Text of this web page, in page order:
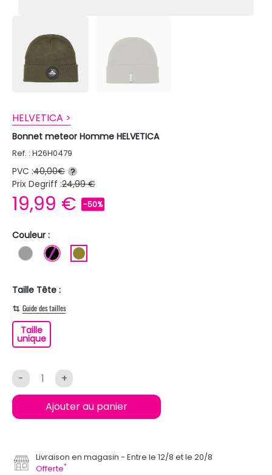
HELVETICA >
Bonnet meteor Homme HELVETICA
Ref. : H26H0479
PVC :40,00€ ?
Prix Degriff :24,99 €
19,99 € -50%
Couleur :
GRIS NOIR
Taille Tête :
Guide des tailles
Taille
uniqueTaille unique
- +
Ajouter au panier
Livraison en magasin
Entre le 12/8 et le 20/8
Offerte*